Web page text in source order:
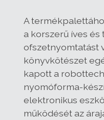
A
a korszerű íves és
ofszetnyomtatást
könyvkötészet
kapott a
nyomóforma-
elektronikus
működését az